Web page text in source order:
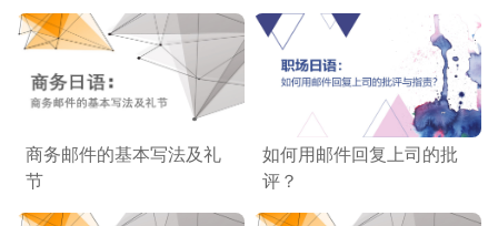
商务邮件的基本写法及礼
节
如何用邮件回复上司的批
评？